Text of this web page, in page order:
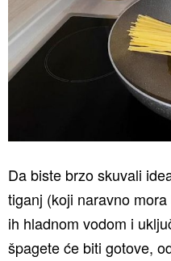
Da biste brzo skuvali
tiganj (koji naravno
ih hladnom vodom i
špagete će biti gotove,